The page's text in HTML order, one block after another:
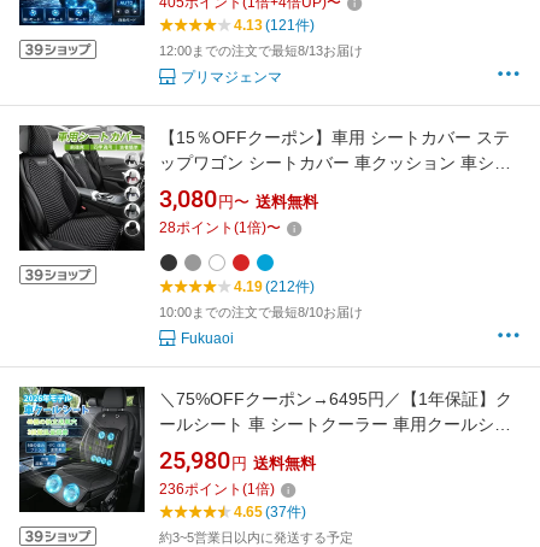
構造 ドライブ 四季兼用 クッション 静音 運転手
DC12V対応 24V
4.13(121件)
12:00までの注文で最短8/13お届け
プリマジェンマ
【15％OFFクーポン】車用 シートカバー ステ
ップワゴン シートカバー 車クッション 車シー
トクッション 車用 座布団 カーシートカバー 四
季汎用 運転席 後部座席 通気性抜群 蒸れ防止 防
塵 取付簡単 汚れ防止 フリーサイズ 軽自動車 座
席カバー 父の日 プレゼント
3,080 円〜 送料無料
28ポイント (1倍)〜
4.19(212件)
10:00までの注文で最短8/10お届け
Fukuaoi
＼75%OFFクーポン→6495円／【1年保証】ク
ールシート 車 シートクーラー 車用クールシー
ト 8ファン送風 48個送風穴 クールカーシート
エアーカーシート 3段階風量調節 エアクッショ
ン DC12V USBポート2口 通気性 メッシュ ブラ
ック 夏 車内暑さ対策 運転席 助手席 猛暑対策
25,980 円 送料無料
236ポイント (1倍)
4.65(37件)
約3~5営業日以内に発送する予定